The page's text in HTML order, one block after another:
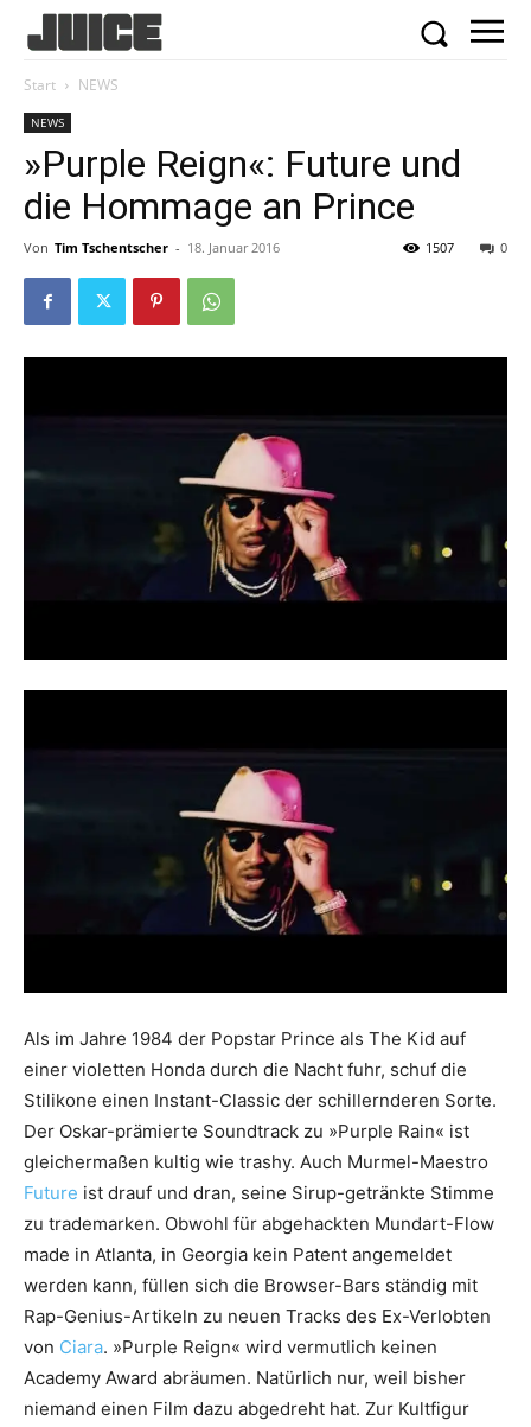
Start NEWS
NEWS
»Purple Reign«: Future und
die Hommage an Prince
Von Tim Tschentscher - 18. Januar 2016 0
1507
Als im Jahre 1984 der Popstar Prince als The Kid auf
einer violetten Honda durch die Nacht fuhr, schuf die
Stilikone einen Instant-Classic der schillernderen Sorte.
Der Oskar-prämierte Soundtrack zu »Purple Rain« ist
gleichermaßen kultig wie trashy. Auch Murmel-Maestro
Future ist drauf und dran, seine Sirup-getränkte Stimme
zu trademarken. Obwohl für abgehackten Mundart-Flow
made in Atlanta, in Georgia kein Patent angemeldet
werden kann, füllen sich die Browser-Bars ständig mit
Rap-Genius-Artikeln zu neuen Tracks des Ex-Verlobten
von Ciara. »Purple Reign« wird vermutlich keinen
Academy Award abräumen. Natürlich nur, weil bisher
niemand einen Film dazu abgedreht hat. Zur Kultfigur